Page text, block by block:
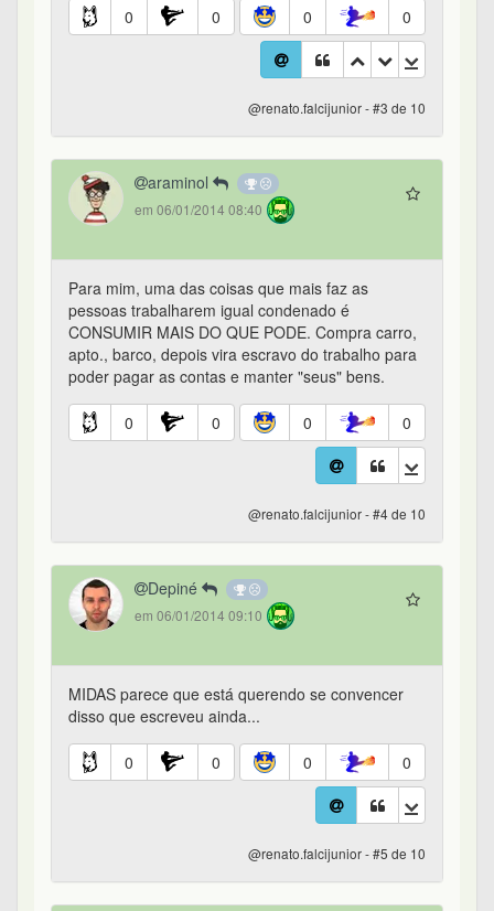
0 0 0 0
@renato.falcijunior - #3 de 10
araminol
em 06/01/2014 08:40
Para mim, uma das coisas que mais faz as
pessoas trabalharem igual condenado é
CONSUMIR MAIS DO QUE PODE. Compra carro,
apto., barco, depois vira escravo do trabalho para
poder pagar as contas e manter "seus" bens.
0 0 0 0
@renato.falcijunior - #4 de 10
Depiné
em 06/01/2014 09:10
MIDAS parece que está querendo se convencer
disso que escreveu ainda...
0 0 0 0
@renato.falcijunior - #5 de 10